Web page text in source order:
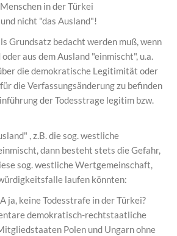
in der Türkei
nicht "das Ausland"!
Grundsatz bedacht werden muß, wenn
aus dem Ausland "einmischt", u.a.
die demokratische Legitimität oder
die Verfassungsänderung zu befinden
der Todesstrage legitim bzw.
, z.B. die sog. westliche
dann besteht stets die Gefahr,
sog. westliche Wertgemeinschaft,
laufen könnten:
ja, keine Todesstrafe in der Türkei?
demokratisch-rechtstaatliche
Polen und Ungarn ohne